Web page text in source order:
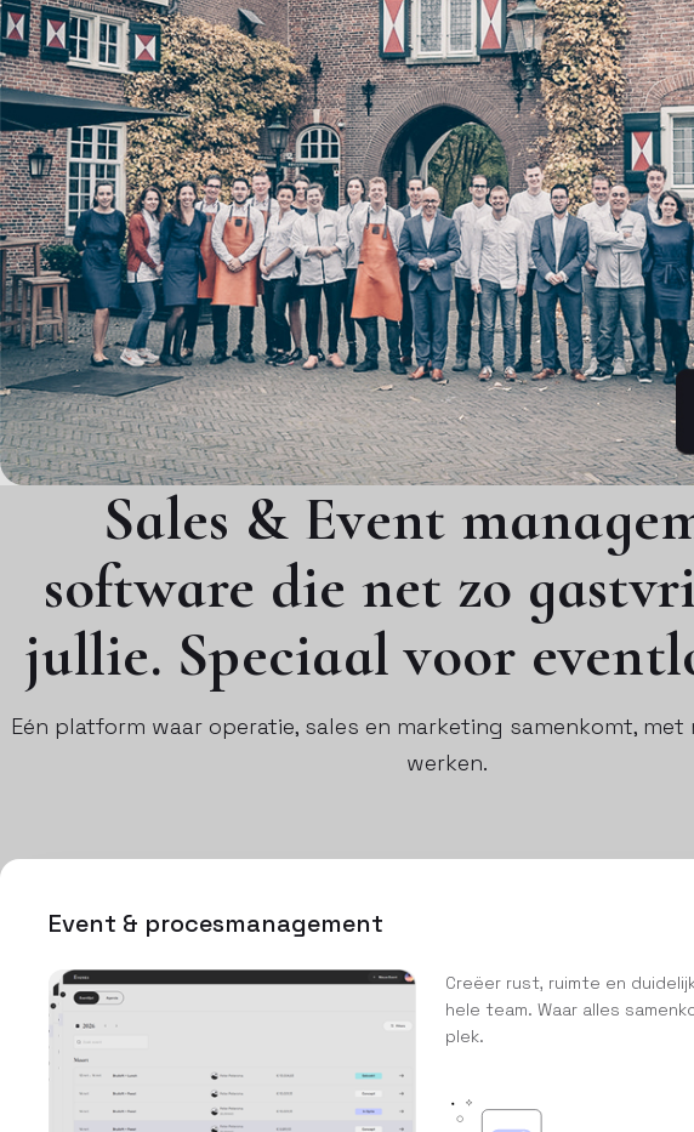
Sales & Event
software die net zo
jullie. Speciaal voor
Eén platform waar operatie, sales en marketing samenkomt,
werken.
Event & procesmanagement
Creëer rust, ruimte en
hele team. Waar alles
plek.